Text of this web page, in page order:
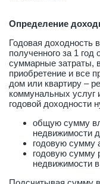
Определение
Годовая доходность
полученного за 1
суммарные затраты,
приобретение и все
дом или квартиру –
коммунальных услуг
годовой доходности
общую сумму
недвижимости
годовую сумму
годовую сумму
недвижимости